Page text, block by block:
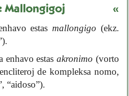
Mallongigoj «
estas mallongigo (ekz.
enhavo estasakronimo (vorto
de kompleksa nomo,
“aidoso”).